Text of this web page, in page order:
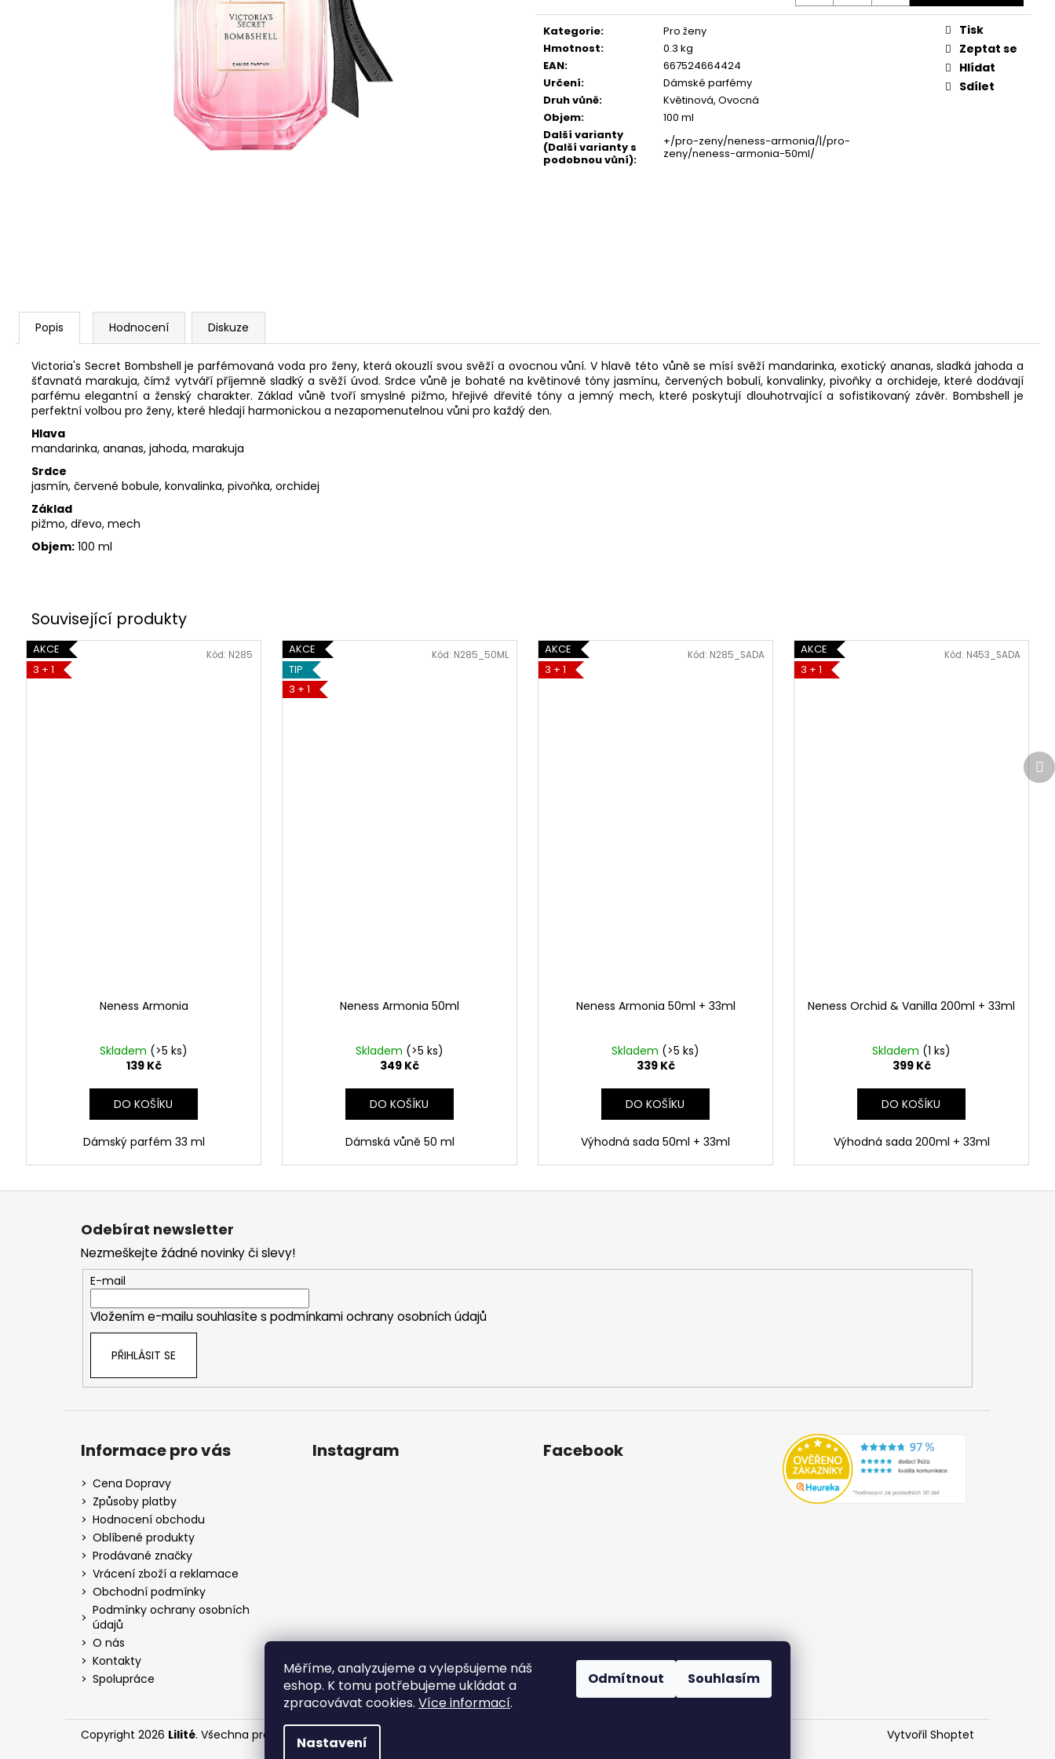
Měříme, analyzujeme a vylepšujeme náš
eshop. K tomu potřebujeme ukládat a
zpracovávat cookies. Více informací.
Nastavení
Odmítnout Souhlasím
cena:
Kategorie:
Pro ženy
Hmotnost:
0.3 kg
EAN:
667524664424
Určení:
Dámské parfémy
Druh vůně:
Květinová, Ovocná
Objem:
100 ml
Další varianty
(Další varianty s
podobnou vůní):
+/pro-zeny/neness-armonia/|/pro-
zeny/neness-armonia-50ml/
Tisk
Zeptat se
Hlídat
Sdílet
Popis Hodnocení Diskuze
Victoria's Secret Bombshell je parfémovaná voda pro ženy, která okouzlí svou svěží a ovocnou vůní. V hlavě této vůně se mísí svěží mandarinka, exotický ananas, sladká jahoda a
šťavnatá marakuja, čímž vytváří příjemně sladký a svěží úvod. Srdce vůně je bohaté na květinové tóny jasmínu, červených bobulí, konvalinky, pivoňky a orchideje, které dodávají
parfému elegantní a ženský charakter. Základ vůně tvoří smyslné pižmo, hřejivé dřevité tóny a jemný mech, které poskytují dlouhotrvající a sofistikovaný závěr. Bombshell je
perfektní volbou pro ženy, které hledají harmonickou a nezapomenutelnou vůni pro každý den.
Hlava
mandarinka, ananas, jahoda, marakuja
Srdce
jasmín, červené bobule, konvalinka, pivoňka, orchidej
Základ
pižmo, dřevo, mech
Objem: 100 ml
AKCE
3 + 1
Neness Armonia
Skladem (>5 ks)
139 Kč
DO KOŠÍKU
Dámský parfém 33 ml
Kód: N285
AKCE
TIP
3 + 1
Neness Armonia 50ml
Skladem (>5 ks)
349 Kč
DO KOŠÍKU
Dámská vůně 50 ml
Kód: N285_50ML
AKCE
3 + 1
Neness Armonia 50ml + 33ml
Skladem (>5 ks)
339 Kč
DO KOŠÍKU
Výhodná sada 50ml + 33ml
Kód: N285_SADA
AKCE
3 + 1
Neness Orchid & Vanilla 200ml + 33ml
Skladem (1 ks)
399 Kč
DO KOŠÍKU
Výhodná sada 200ml + 33ml
Kód: N453_SADA
SOL DE VERANO DRAGON BLOOM BODY
MIST
299 Kč
Odebírat newsletter
Nezmeškejte žádné novinky či slevy!
E-mail
Vložením e-mailu souhlasíte s podmínkami ochrany osobních údajů
PŘIHLÁSIT SE
Informace pro vás
Cena Dopravy
Způsoby platby
Hodnocení obchodu
Oblíbené produkty
Prodávané značky
Vrácení zboží a reklamace
Obchodní podmínky
Podmínky ochrany osobních
údajů
O nás
Kontakty
Spolupráce
Instagram
Sledovat na Instagramu
Facebook
Vytvořil Shoptet
Copyright 2026 Lilité. Všechna práva vyhrazena.